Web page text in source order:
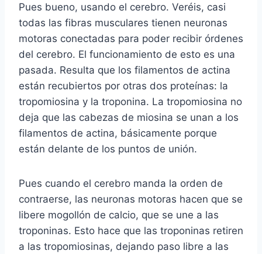
Pues bueno, usando el cerebro. Veréis, casi
todas las fibras musculares tienen neuronas
motoras conectadas para poder recibir órdenes
del cerebro. El funcionamiento de esto es una
pasada. Resulta que los filamentos de actina
están recubiertos por otras dos proteínas: la
tropomiosina y la troponina. La tropomiosina no
deja que las cabezas de miosina se unan a los
filamentos de actina, básicamente porque
están delante de los puntos de unión.
Pues cuando el cerebro manda la orden de
contraerse, las neuronas motoras hacen que se
libere mogollón de calcio, que se une a las
troponinas. Esto hace que las troponinas retiren
a las tropomiosinas, dejando paso libre a las